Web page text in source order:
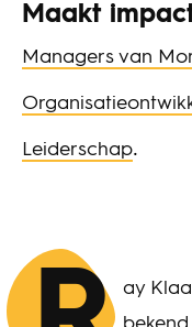
Maakt
Managers van
Leiderschap.
ay